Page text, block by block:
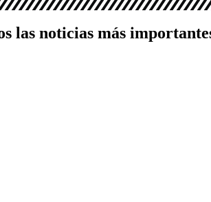
las noticias más